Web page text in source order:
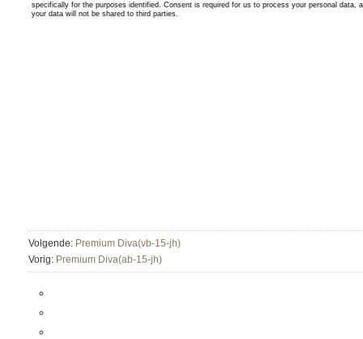
Volgende: Premium Diva(vb-15-jh)
Vorig: Premium Diva(ab-15-jh)